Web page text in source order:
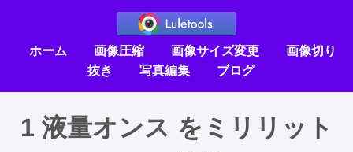
ホーム 画像圧縮 画像サイズ変更
画像切り
抜き
写真編集 ブログ
1 液量オンス をミリリット